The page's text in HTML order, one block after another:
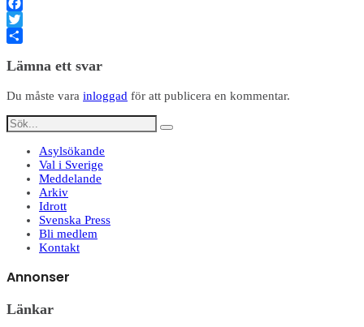
Facebook
Twitter
Lämna ett svar
Du måste vara inloggad för att publicera en kommentar.
Asylsökande
Val i Sverige
Meddelande
Arkiv
Idrott
Svenska Press
Bli medlem
Kontakt
Annonser
Länkar